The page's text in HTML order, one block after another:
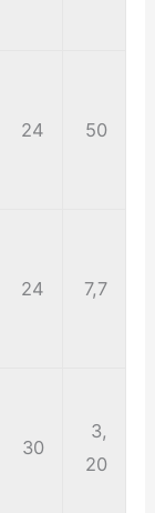
24 50
24 7,7
30
3,
20